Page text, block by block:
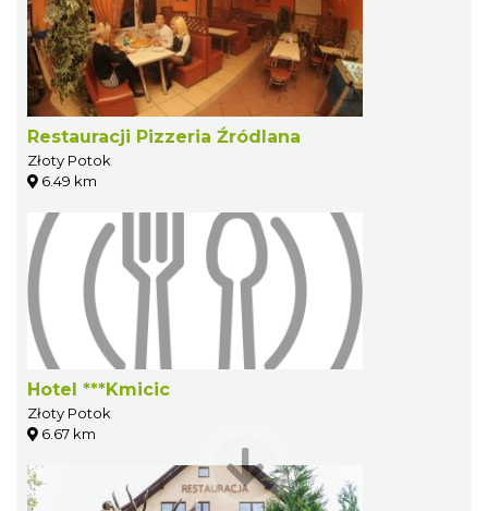
Restauracji Pizzeria Źródlana
Złoty Potok
6.49 km
Hotel ***Kmicic
Złoty Potok
6.67 km